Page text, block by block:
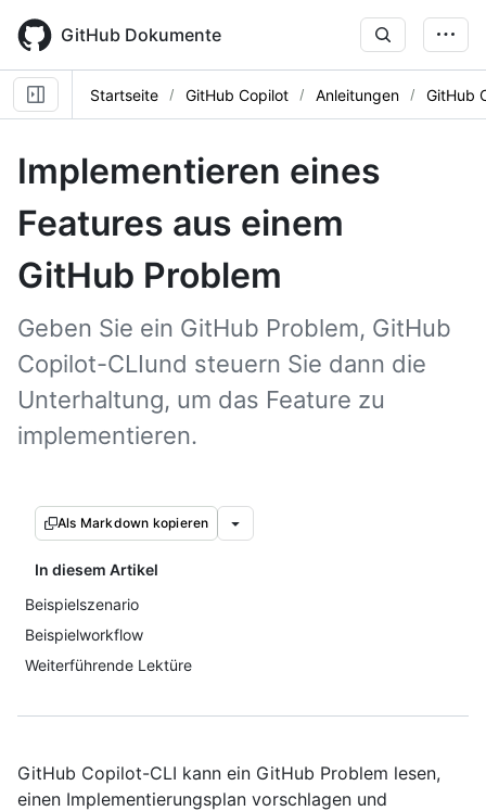
main
content
GitHub Dokumente
Startseite GitHub Copilot Anleitungen GitHub
Implementieren eines
Features aus einem
GitHub Problem
Geben Sie ein GitHub Problem, GitHub
Copilot-CLIund steuern Sie dann die
Unterhaltung, um das Feature zu
implementieren.
Als Markdown kopieren
In diesem Artikel
Beispielszenario
Beispielworkflow
Weiterführende Lektüre
GitHub Copilot-CLI kann ein GitHub Problem lesen,
einen Implementierungsplan vorschlagen und